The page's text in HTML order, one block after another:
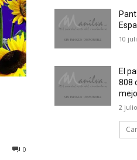
0
10
El
808
2